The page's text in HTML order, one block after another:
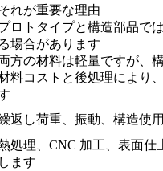
れが重要な理由
ロトタイプと構造部品で
る場合があります
方の材料は軽量ですが、
料コストと後処理により
返し荷重、振動、構造使
処理、CNC 加工、表面
します